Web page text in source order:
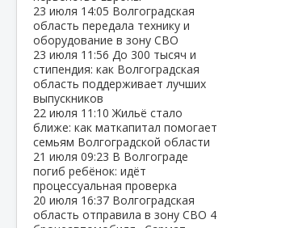
23 июля 14:05 Волгоградская
область передала технику и
оборудование в зону СВО
23 июля 11:56 До 300 тысяч и
стипендия: как Волгоградская
область поддерживает лучших
выпускников
22 июля 11:10Жильё стало
ближе: как маткапитал помогает
семьям Волгоградской области
21 июля 09:23 В Волгограде
погиб ребёнок: идёт
процессуальная проверка
20 июля 16:37 Волгоградская
область отправила в зону СВО 4